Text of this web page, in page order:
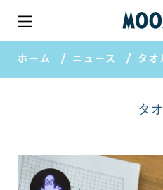
ホーム ニュース タオ
タ